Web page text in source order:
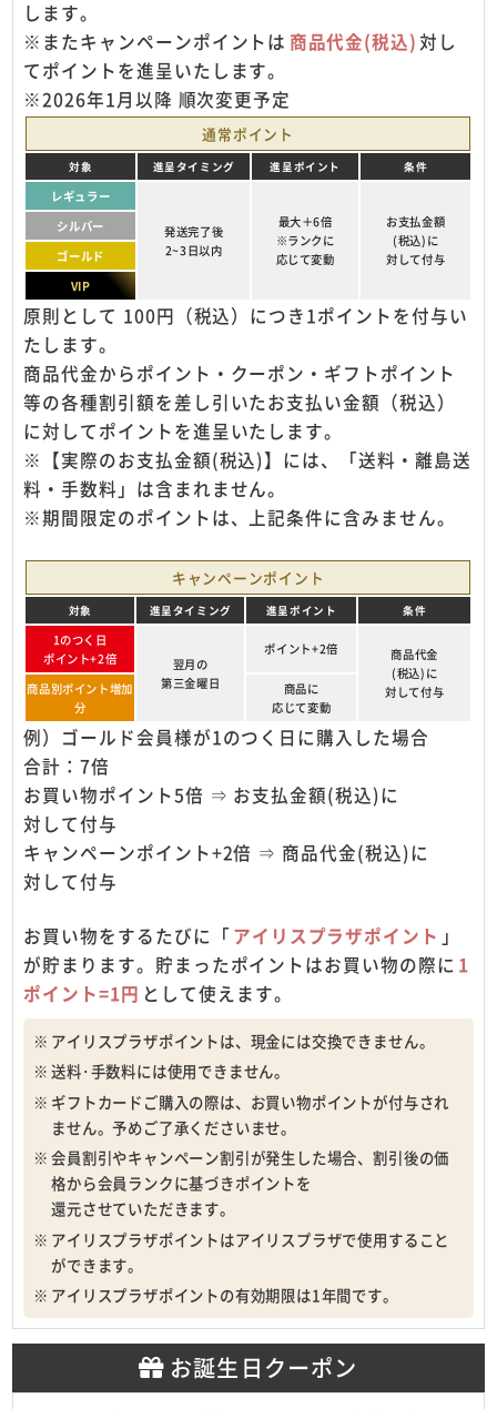
します。
※またキャンペーンポイントは 商品代金(税込)対し
てポイントを進呈いたします。
※2026年1月以降 順次変更予定
通常ポイント
対象 進呈タイミング 進呈ポイント 条件
レギュラー
発送完了後
2~3日以内
最大＋6倍
※ランクに
応じて変動
お支払金額
(税込)に
対して付与
シルバー
ゴールド
VIP
原則として 100円（税込）につき1ポイントを付与い
たします。
商品代金からポイント・クーポン・ギフトポイント
等の各種割引額を差し引いたお支払い金額（税込）
に対してポイントを進呈いたします。
※【実際のお支払金額(税込)】には、「送料・離島送
料・手数料」は含まれません。
※期間限定のポイントは、上記条件に含みません。
キャンペーンポイント
対象 進呈タイミング 進呈ポイント 条件
1のつく日
ポイント+2倍
翌月の
第三金曜日
ポイント+2倍
商品代金
(税込)に
対して付与
商品別ポイント増加
分
商品に
応じて変動
例）ゴールド会員様が1のつく日に購入した場合
合計：7倍
お買い物ポイント5倍 ⇒ お支払金額(税込)に
対して付与
キャンペーンポイント+2倍 ⇒ 商品代金(税込)に
対して付与
お買い物をするたびに「アイリスプラザポイント 」
が貯まります。 貯まったポイントはお買い物の際に 1
ポイント=1円 として使えます。
アイリスプラザポイントは、現金には交換できません。
送料･手数料には使用できません。
ギフトカードご購入の際は、お買い物ポイントが付与され
ません。予めご了承くださいませ。
会員割引やキャンペーン割引が発生した場合、割引後の価
格から会員ランクに基づきポイントを
還元させていただきます。
アイリスプラザポイントはアイリスプラザで使用すること
ができます。
アイリスプラザポイントの有効期限は1年間です。
お誕生日クーポン